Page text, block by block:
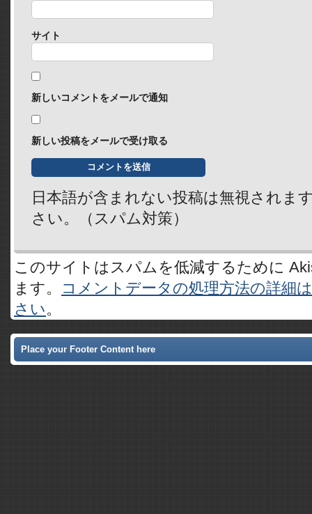
サイト
新しいコメントをメールで通知
新しい投稿をメールで受け取る
日本語が含まれない投稿は無視されま
さい。（スパム対策）
このサイトはスパムを低減するために
ます。
コメントデータの処理方法の詳細
さい。
Place your Footer Content here